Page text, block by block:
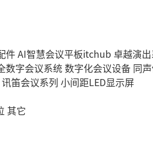
件AI智慧会议平板itchub 卓越演
数字会议系统数字化会议设备 同
讯笛会议系列 小间距LED显示屏
其它